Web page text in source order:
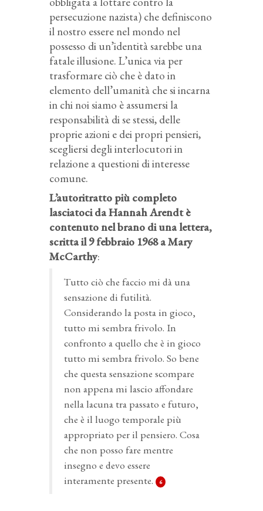
persecuzione nazista) che definiscono
il nostro essere nel mondo nel
possesso di un’identità sarebbe una
fatale illusione. L’unica via per
trasformare ciò che è dato in
elemento dell’umanità che si incarna
in chi noi siamo è assumersi la
responsabilità di se stessi, delle
proprie azioni e dei propri pensieri,
scegliersi degli interlocutori in
relazione a questioni di interesse
comune.
L’autoritratto più completo
lasciatoci da Hannah Arendt è
contenuto nel brano di una lettera,
scritta il 9 febbraio 1968 a Mary
McCarthy:
Tutto ciò che faccio mi dà una
sensazione di futilità.
Considerando la posta in gioco,
tutto mi sembra frivolo. In
confronto a quello che è in gioco
tutto mi sembra frivolo. So bene
che questa sensazione scompare
non appena mi lascio affondare
nella lacuna tra passato e futuro,
che è il luogo temporale più
appropriato per il pensiero. Cosa
che non posso fare mentre
insegno e devo essere
interamente presente.
6